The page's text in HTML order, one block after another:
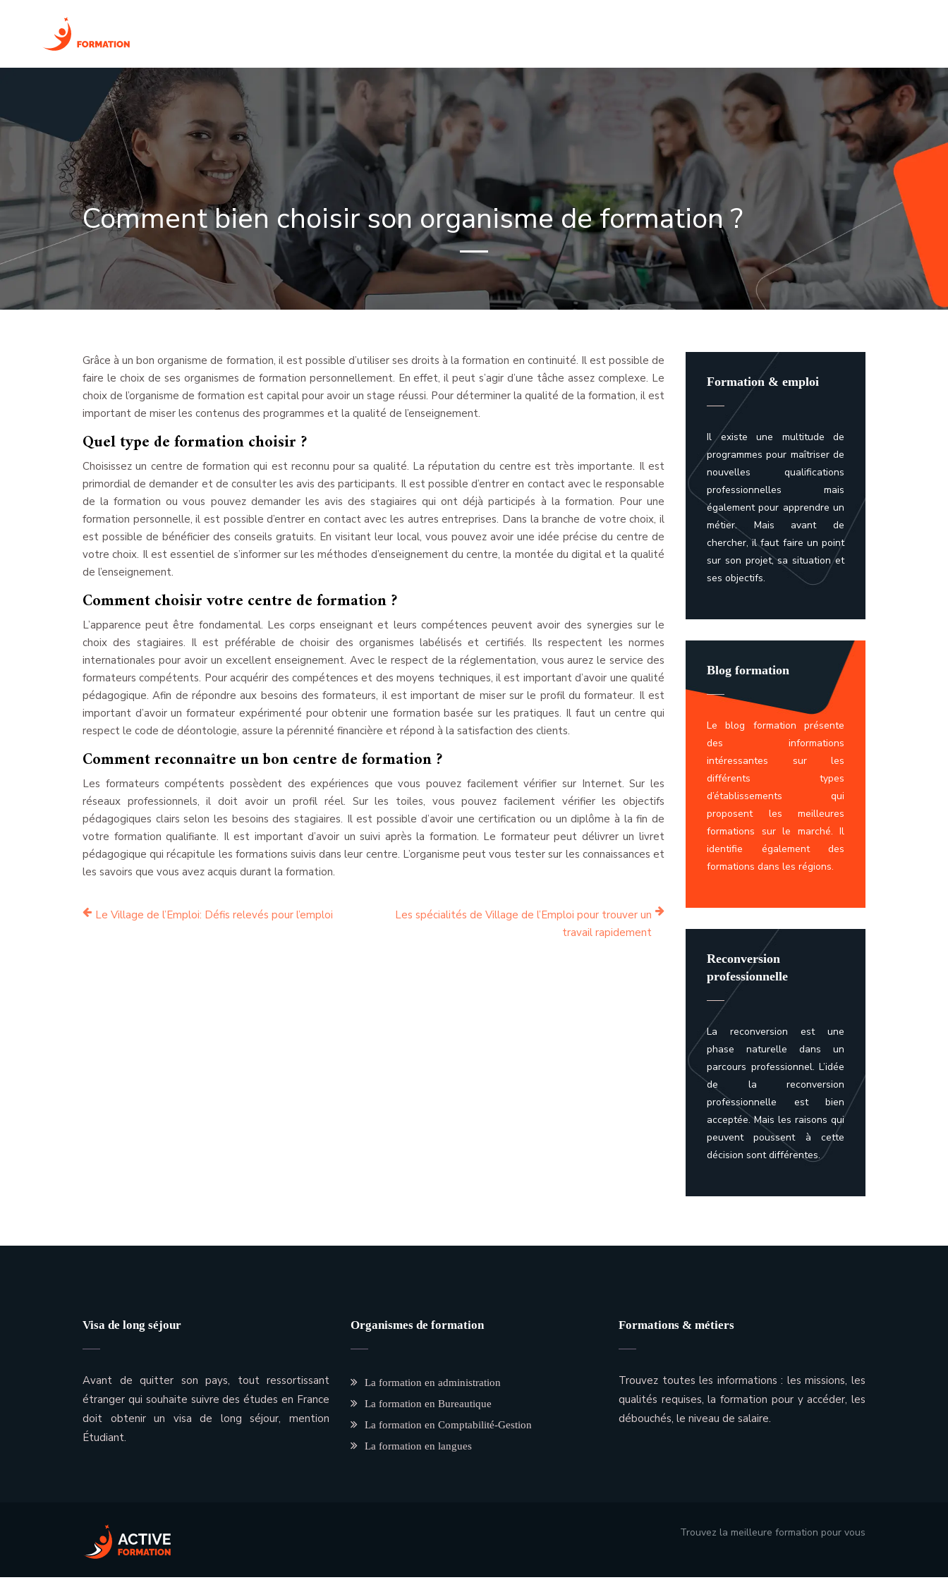
Comment bien choisir son organisme de formation ?
Grâce à un bon organisme de formation, il est possible d’utiliser ses droits à la formation en continuité. Il est possible de
faire le choix de ses organismes de formation personnellement. En effet, il peut s’agir d’une tâche assez complexe. Le
choix de l’organisme de formation est capital pour avoir un stage réussi. Pour déterminer la qualité de la formation, il est
important de miser les contenus des programmes et la qualité de l’enseignement.
Quel type de formation choisir ?
Choisissez un centre de formation qui est reconnu pour sa qualité. La réputation du centre est très importante. Il est
primordial de demander et de consulter les avis des participants. Il est possible d’entrer en contact avec le responsable
de la formation ou vous pouvez demander les avis des stagiaires qui ont déjà participés à la formation. Pour une
formation personnelle, il est possible d’entrer en contact avec les autres entreprises. Dans la branche de votre choix, il
est possible de bénéficier des conseils gratuits. En visitant leur local, vous pouvez avoir une idée précise du centre de
votre choix. Il est essentiel de s’informer sur les méthodes d’enseignement du centre, la montée du digital et la qualité
de l’enseignement.
Comment choisir votre centre de formation ?
L’apparence peut être fondamental. Les corps enseignant et leurs compétences peuvent avoir des synergies sur le
choix des stagiaires. Il est préférable de choisir des organismes labélisés et certifiés. Ils respectent les normes
internationales pour avoir un excellent enseignement. Avec le respect de la réglementation, vous aurez le service des
formateurs compétents. Pour acquérir des compétences et des moyens techniques, il est important d’avoir une qualité
pédagogique. Afin de répondre aux besoins des formateurs, il est important de miser sur le profil du formateur. Il est
important d’avoir un formateur expérimenté pour obtenir une formation basée sur les pratiques. Il faut un centre qui
respect le code de déontologie, assure la pérennité financière et répond à la satisfaction des clients.
Comment reconnaître un bon centre de formation ?
Les formateurs compétents possèdent des expériences que vous pouvez facilement vérifier sur Internet. Sur les
réseaux professionnels, il doit avoir un profil réel. Sur les toiles, vous pouvez facilement vérifier les objectifs
pédagogiques clairs selon les besoins des stagiaires. Il est possible d’avoir une certification ou un diplôme à la fin de
votre formation qualifiante. Il est important d’avoir un suivi après la formation. Le formateur peut délivrer un livret
pédagogique qui récapitule les formations suivis dans leur centre. L’organisme peut vous tester sur les connaissances et
les savoirs que vous avez acquis durant la formation.
Le Village de l’Emploi: Défis relevés pour l’emploi
Les spécialités de Village de l’Emploi pour trouver un
travail rapidement
Formation & emploi
Il existe une multitude de
programmes pour maîtriser de
nouvelles qualifications
professionnelles mais
également pour apprendre un
métier. Mais avant de
chercher, il faut faire un point
sur son projet, sa situation et
ses objectifs.
Blog formation
Le blog formation présente
des informations
intéressantes sur les
différents types
d’établissements qui
proposent les meilleures
formations sur le marché. Il
identifie également des
formations dans les régions.
Reconversion
professionnelle
La reconversion est une
phase naturelle dans un
parcours professionnel. L’idée
de la reconversion
professionnelle est bien
acceptée. Mais les raisons qui
peuvent poussent à cette
décision sont différentes.
Visa de long séjour
Avant de quitter son pays, tout ressortissant
étranger qui souhaite suivre des études en France
doit obtenir un visa de long séjour, mention
Étudiant.
Organismes de formation
La formation en administration
La formation en Bureautique
La formation en Comptabilité-Gestion
La formation en langues
Formations & métiers
Trouvez toutes les informations : les missions, les
qualités requises, la formation pour y accéder, les
débouchés, le niveau de salaire.
Trouvez la meilleure formation pour vous